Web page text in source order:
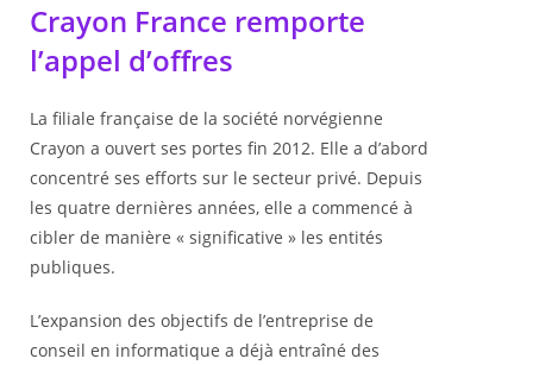
Crayon France remporte
l’appel d’offres
La filiale française de la société norvégienne
Crayon a ouvert ses portes fin 2012. Elle a d’abord
concentré ses efforts sur le secteur privé. Depuis
les quatre dernières années, elle a commencé à
cibler de manière « significative » les entités
publiques.
L’expansion des objectifs de l’entreprise de
conseil en informatique a déjà entraîné des